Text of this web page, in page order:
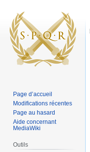
Page d’accueil
Modifications récentes
Page au hasard
Aide concernant
MediaWiki
Outils